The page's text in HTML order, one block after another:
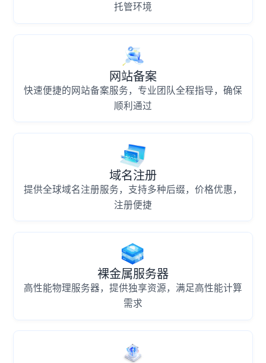
托管环境
网站备案
快速便捷的网站备案服务，专业团队全程指导，确保
顺利通过
域名注册
提供全球域名注册服务，支持多种后缀，价格优惠，
注册便捷
裸金属服务器
高性能物理服务器，提供独享资源，满足高性能计算
需求